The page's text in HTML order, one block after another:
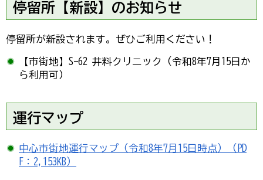
停留所【新設】のお知らせ
停留所が新設されます。ぜひご利用ください！​​​​​​
【市街地】S-62 井料クリニック（令和8年7月15日か
ら利用可）
運行マップ
中心市街地運行マップ（令和8年7月15日時点）（PD
F：2,153KB）